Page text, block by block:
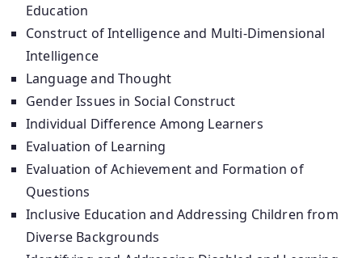
Education
Construct of Intelligence and Multi-Dimensional
Intelligence
Language and Thought
Gender Issues in Social Construct
Individual Difference Among Learners
Evaluation of Learning
Evaluation of Achievement and Formation of
Questions
Inclusive Education and Addressing Children from
Diverse Backgrounds